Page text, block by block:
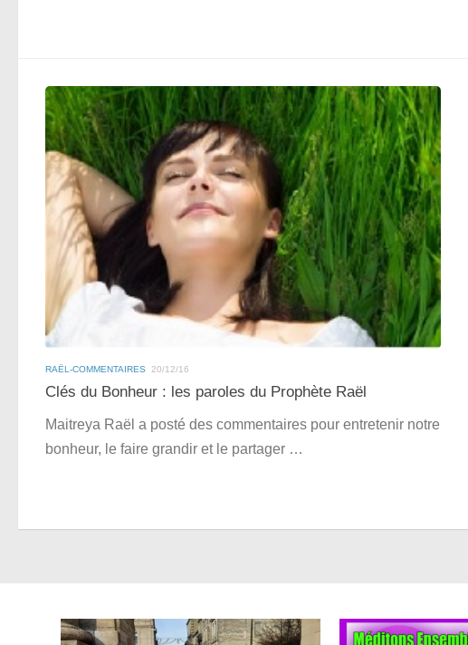
RAËL-COMMENTAIRES 20/12/16
Clés du Bonheur : les paroles du Prophète Raël
Maitreya Raël a posté des commentaires pour entretenir notre
bonheur, le faire grandir et le partager …